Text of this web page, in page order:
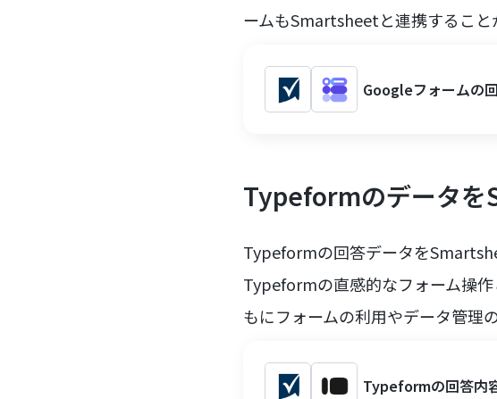
ームもSmartsheetと連携すること
Googleフォームの
Typeformのデータ
Typeformの回答データを
Typeformの直感的なフォーム操
もにフォームの利用やデータ管理
Typeformの回答内